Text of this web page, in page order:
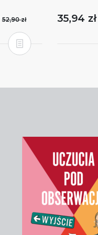
52,90 zł 35,94 zł